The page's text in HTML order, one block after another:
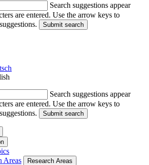
Search suggestions appear
are entered. Use the arrow keys to
Submit search
Search suggestions appear
are entered. Use the arrow keys to
Submit search
Areas
Research Areas